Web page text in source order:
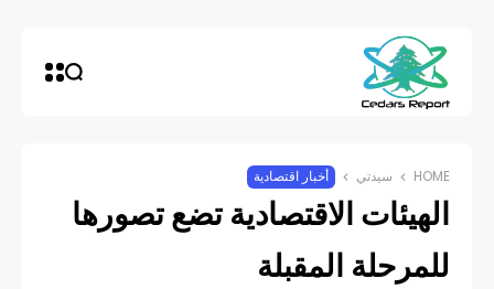
HOME سيدتي أخبار اقتصادية
الهيئات الاقتصادية تضع تصورها
للمرحلة المقبلة